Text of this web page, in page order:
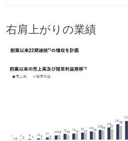
右肩上がりの業績